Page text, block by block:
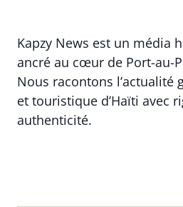
Kapzy News est un média
ancré au cœur de Port-au-
Nous racontons l’actualité
et touristique d’Haïti avec
authenticité.